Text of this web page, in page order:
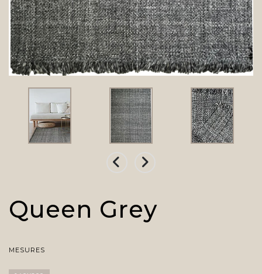
Queen Grey
MESURES